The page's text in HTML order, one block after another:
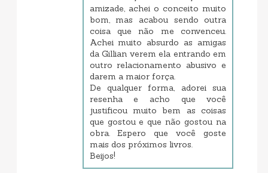
amizade, achei o conceito muito
bom, mas acabou sendo outra
coisa que não me convenceu.
Achei muito absurdo as amigas
da Gillian verem ela entrando em
outro relacionamento abusivo e
darem a maior força.
De qualquer forma, adorei sua
resenha e acho que você
justificou muito bem as coisas
que gostou e que não gostou na
obra. Espero que você goste
mais dos próximos livros.
Beijos!